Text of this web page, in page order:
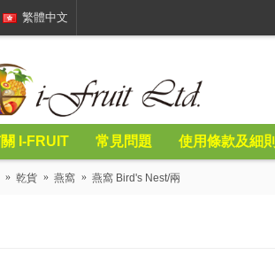
繁體中文
I-FRUIT 常見問題 使用條款及細則
乾貨 燕窩 燕窩 Bird's Nest/兩